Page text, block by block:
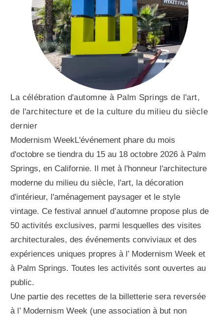
La célébration d'automne à Palm Springs de l'art,
de l'architecture et de la culture du milieu du siècle
dernier
Modernism WeekL'événement phare du mois
d'octobre se tiendra du 15 au 18 octobre 2026 à Palm
Springs, en Californie. Il met à l'honneur l'architecture
moderne du milieu du siècle, l'art, la décoration
d'intérieur, l'aménagement paysager et le style
vintage. Ce festival annuel d’automne propose plus de
50 activités exclusives, parmi lesquelles des visites
architecturales, des événements conviviaux et des
expériences uniques propres à l’ Modernism Week et
à Palm Springs. Toutes les activités sont ouvertes au
public.
Une partie des recettes de la billetterie sera reversée
à l’ Modernism Week (une association à but non